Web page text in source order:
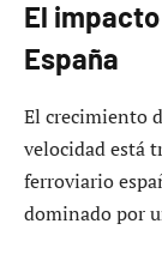
El
España
El crecimiento
velocidad está
ferroviario
dominado por